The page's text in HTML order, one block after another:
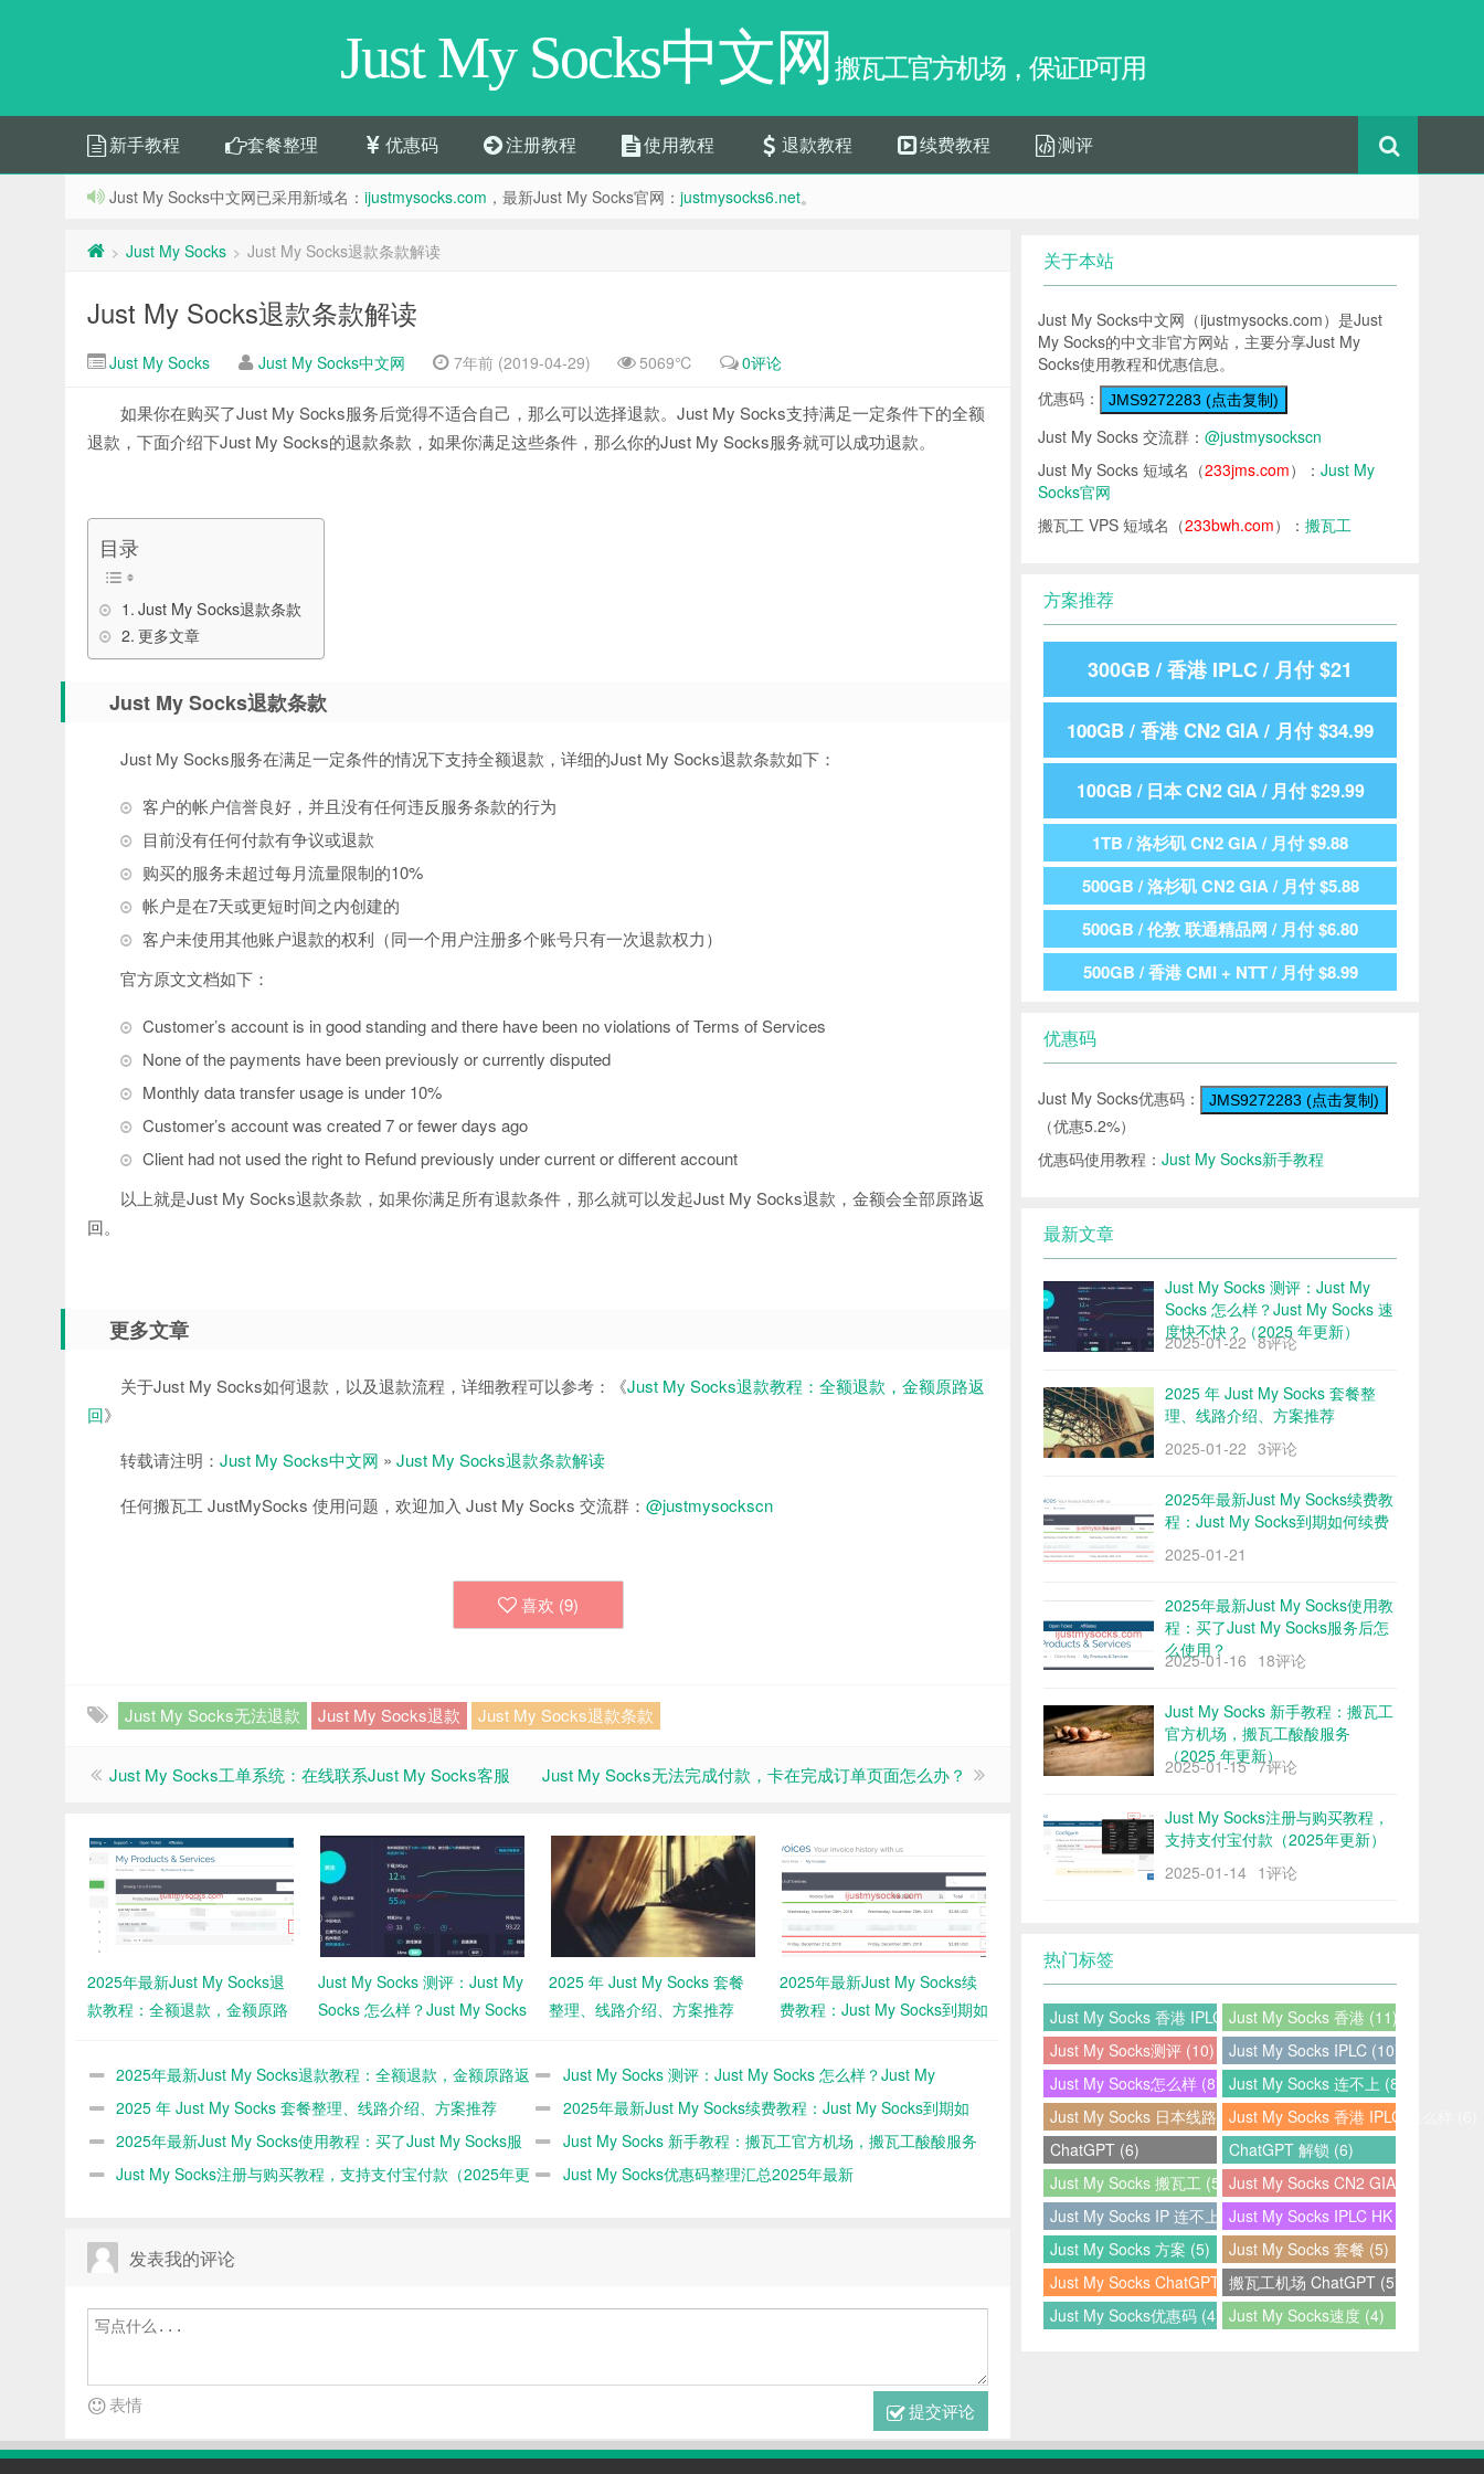
Just My Socks中文网 搬瓦工官方机场，保证IP可用
新手教程 套餐整理 优惠码 注册教程 使用教程 退款教程 续费教程 测评
Just My Socks中文网已采用新域名： ijustmysocks.com ，最新Just My Socks官网： justmysocks6.net。
> Just My Socks > Just My Socks退款条款解读
Just My Socks退款条款解读
Just My Socks Just My Socks中文网 7年前 (2019-04-29) 5069℃ 0评论
如果你在购买了Just My Socks服务后觉得不适合自己，那么可以选择退款。Just My Socks支持满足一定条件下的全额
退款，下面介绍下Just My Socks的退款条款，如果你满足这些条件，那么你的Just My Socks服务就可以成功退款。
目录
Just My Socks退款条款
更多文章
Just My Socks退款条款
Just My Socks服务在满足一定条件的情况下支持全额退款，详细的Just My Socks退款条款如下：
客户的帐户信誉良好，并且没有任何违反服务条款的行为
目前没有任何付款有争议或退款
购买的服务未超过每月流量限制的10%
帐户是在7天或更短时间之内创建的
客户未使用其他账户退款的权利（同一个用户注册多个账号只有一次退款权力）
官方原文文档如下：
Customer’s account is in good standing and there have been no violations of Terms of Services
None of the payments have been previously or currently disputed
Monthly data transfer usage is under 10%
Customer’s account was created 7 or fewer days ago
Client had not used the right to Refund previously under current or different account
以上就是Just My Socks退款条款，如果你满足所有退款条件，那么就可以发起Just My Socks退款，金额会全部原路返
回。
更多文章
关于Just My Socks如何退款，以及退款流程，详细教程可以参考：《Just My Socks退款教程：全额退款，金额原路返
回》
转载请注明： Just My Socks中文网 » Just My Socks退款条款解读
任何搬瓦工 JustMySocks 使用问题，欢迎加入 Just My Socks 交流群： @justmysockscn
喜欢 (9)
Just My Socks无法退款 Just My Socks退款 Just My Socks退款条款
Just My Socks工单系统：在线联系Just My Socks客服 Just My Socks无法完成付款，卡在完成订单页面怎么办？
2025年最新Just My Socks退
款教程：全额退款，金额原路
Just My Socks 测评：Just My
Socks 怎么样？Just My Socks
新）
2025 年 Just My Socks 套餐
整理、线路介绍、方案推荐
2025年最新Just My Socks续
费教程：Just My Socks到期如
2025年最新Just My Socks退款教程：全额退款，金额原路返
回
Just My Socks 测评：Just My Socks 怎么样？Just My
Socks 速度快不快？（2025 年更新）
2025 年 Just My Socks 套餐整理、线路介绍、方案推荐
2025年最新Just My Socks续费教程：Just My Socks到期如
何续费
2025年最新Just My Socks使用教程：买了Just My Socks服
务后怎么使用？
Just My Socks 新手教程：搬瓦工官方机场，搬瓦工酸酸服务
（2025 年更新）
Just My Socks注册与购买教程，支持支付宝付款（2025年更
Just My Socks优惠码整理汇总2025年最新
发表我的评论
提交评论
表情
关于本站
Just My Socks中文网（ijustmysocks.com）是Just
My Socks的中文非官方网站，主要分享Just My
Socks使用教程和优惠信息。
优惠码：
JMS9272283 (点击复制)
Just My Socks 交流群： @justmysockscn
Just My Socks 短域名（233jms.com）： Just My
Socks官网
搬瓦工 VPS 短域名（233bwh.com）： 搬瓦工
方案推荐
300GB / 香港 IPLC / 月付 $21
100GB / 香港 CN2 GIA / 月付 $34.99
100GB / 日本 CN2 GIA / 月付 $29.99
1TB / 洛杉矶 CN2 GIA / 月付 $9.88
500GB / 洛杉矶 CN2 GIA / 月付 $5.88
500GB / 伦敦 联通精品网 / 月付 $6.80
500GB / 香港 CMI + NTT / 月付 $8.99
优惠码
Just My Socks优惠码： JMS9272283 (点击复制)
（优惠5.2%）
优惠码使用教程： Just My Socks新手教程
最新文章
Just My Socks 测评：Just My
Socks 怎么样？Just My Socks 速
度快不快？（2025 年更新）
2025-01-22 8评论
2025 年 Just My Socks 套餐整
理、线路介绍、方案推荐
2025-01-22 3评论
2025年最新Just My Socks续费教
程：Just My Socks到期如何续费
2025-01-21
2025年最新Just My Socks使用教
程：买了Just My Socks服务后怎
么使用？
2025-01-16 18评论
Just My Socks 新手教程：搬瓦工
官方机场，搬瓦工酸酸服务
（2025 年更新）
2025-01-15 7评论
Just My Socks注册与购买教程，
支持支付宝付款（2025年更新）
2025-01-14 1评论
热门标签
Just My Socks 香港 IPLC (12)Just My Socks 香港 (11)
Just My Socks测评 (10)
Just My Socks IPLC (10)
Just My Socks怎么样 (8) Just My Socks 连不上 (8)
Just My Socks 日本线路 (7)Just My Socks 香港 IPLC 怎么样 (6)
ChatGPT (6)
ChatGPT 解锁 (6)
Just My Socks 搬瓦工 (5) Just My Socks CN2 GIA (5)
Just My Socks IP 连不上 (5)Just My Socks IPLC HK (5)
Just My Socks 方案 (5)
Just My Socks 套餐 (5)
Just My Socks ChatGPT (5)搬瓦工机场 ChatGPT (5)
Just My Socks优惠码 (4) Just My Socks速度 (4)